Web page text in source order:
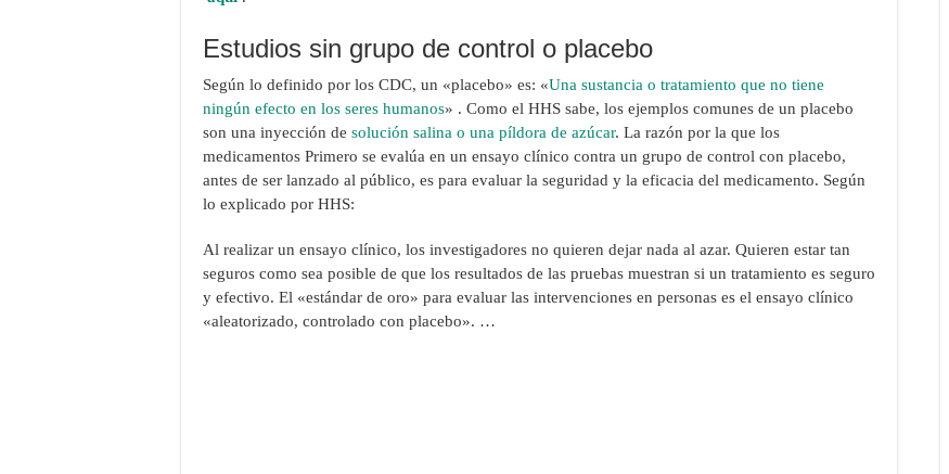
Estudios sin grupo de control o placebo
Según lo definido por los CDC, un «placebo» es: «Una sustancia o tratamiento que no tiene
ningún efecto en los seres humanos» . Como el HHS sabe, los ejemplos comunes de un placebo
son una inyección de solución salina o una píldora de azúcar. La razón por la que los
medicamentos Primero se evalúa en un ensayo clínico contra un grupo de control con placebo,
antes de ser lanzado al público, es para evaluar la seguridad y la eficacia del medicamento. Según
lo explicado por HHS:
Al realizar un ensayo clínico, los investigadores no quieren dejar nada al azar. Quieren estar tan
seguros como sea posible de que los resultados de las pruebas muestran si un tratamiento es seguro
y efectivo. El «estándar de oro» para evaluar las intervenciones en personas es el ensayo clínico
«aleatorizado, controlado con placebo». …